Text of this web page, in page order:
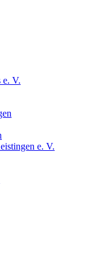
e. V.
e. V.